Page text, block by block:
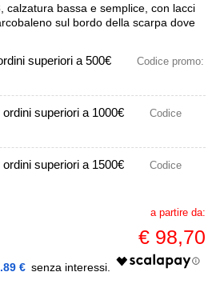
calzatura bassa e semplice, con lacci
sul bordo della scarpa dove
superiori a 500€
Codice promo:
superiori a 1000€
Codice
superiori a 1500€
Codice
a partire da:
€ 98,70
€